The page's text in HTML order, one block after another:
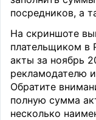
посредников, а
На скриншоте
плательщиком в
акты за ноябрь
рекламодателю
Обратите
полную сумма
несколько